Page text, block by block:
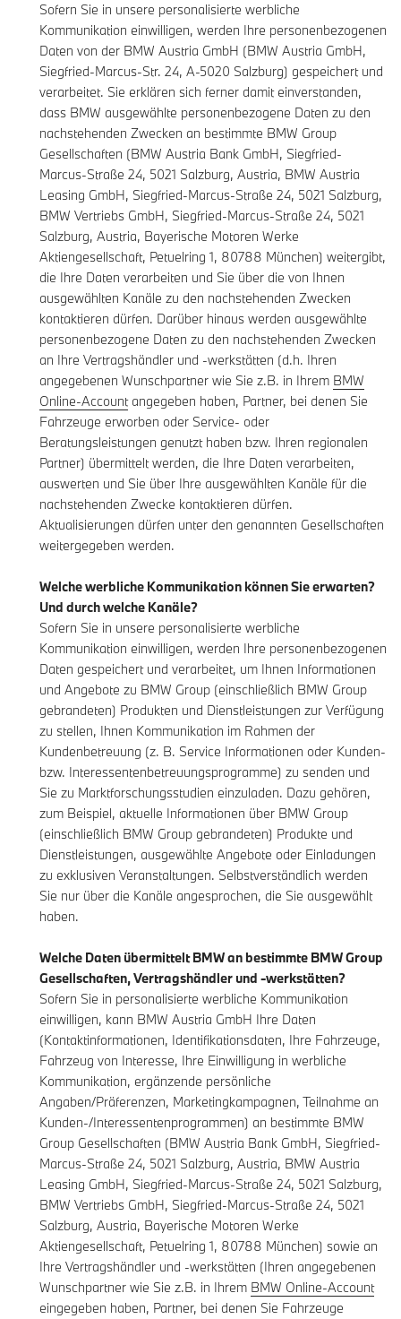
Sofern Sie in unsere personalisierte werbliche
Kommunikation einwilligen, werden Ihre personenbezogenen
Daten von der BMW Austria GmbH (BMW Austria GmbH,
Siegfried-Marcus-Str. 24, A-5020 Salzburg) gespeichert und
verarbeitet. Sie erklären sich ferner damit einverstanden,
dass BMW ausgewählte personenbezogene Daten zu den
nachstehenden Zwecken an bestimmte BMW Group
Gesellschaften (BMW Austria Bank GmbH, Siegfried-
Marcus-Straße 24, 5021 Salzburg, Austria, BMW Austria
Leasing GmbH, Siegfried-Marcus-Straße 24, 5021 Salzburg,
BMW Vertriebs GmbH, Siegfried-Marcus-Straße 24, 5021
Salzburg, Austria, Bayerische Motoren Werke
Aktiengesellschaft, Petuelring 1, 80788 München) weitergibt,
die Ihre Daten verarbeiten und Sie über die von Ihnen
ausgewählten Kanäle zu den nachstehenden Zwecken
kontaktieren dürfen. Darüber hinaus werden ausgewählte
personenbezogene Daten zu den nachstehenden Zwecken
an Ihre Vertragshändler und -werkstätten (d.h. Ihren
angegebenen Wunschpartner wie Sie z.B. in Ihrem BMW
Online-Accountangegeben haben, Partner, bei denen Sie
Fahrzeuge erworben oder Service- oder
Beratungsleistungen genutzt haben bzw. Ihren regionalen
Partner) übermittelt werden, die Ihre Daten verarbeiten,
auswerten und Sie über Ihre ausgewählten Kanäle für die
nachstehenden Zwecke kontaktieren dürfen.
Aktualisierungen dürfen unter den genannten Gesellschaften
weitergegeben werden.
Welche werbliche Kommunikation können Sie erwarten?
Und durch welche Kanäle?
Sofern Sie in unsere personalisierte werbliche
Kommunikation einwilligen, werden Ihre personenbezogenen
Daten gespeichert und verarbeitet, um Ihnen Informationen
und Angebote zu BMW Group (einschließlich BMW Group
gebrandeten) Produkten und Dienstleistungen zur Verfügung
zu stellen, Ihnen Kommunikation im Rahmen der
Kundenbetreuung (z. B. Service Informationen oder Kunden-
bzw. Interessentenbetreuungsprogramme) zu senden und
Sie zu Marktforschungsstudien einzuladen. Dazu gehören,
zum Beispiel, aktuelle Informationen über BMW Group
(einschließlich BMW Group gebrandeten) Produkte und
Dienstleistungen, ausgewählte Angebote oder Einladungen
zu exklusiven Veranstaltungen. Selbstverständlich werden
Sie nur über die Kanäle angesprochen, die Sie ausgewählt
haben.
Welche Daten übermittelt BMW an bestimmte BMW Group
Gesellschaften, Vertragshändler und -werkstätten?
Sofern Sie in personalisierte werbliche Kommunikation
einwilligen, kann BMW Austria GmbH Ihre Daten
(Kontaktinformationen, Identifikationsdaten, Ihre Fahrzeuge,
Fahrzeug von Interesse, Ihre Einwilligung in werbliche
Kommunikation, ergänzende persönliche
Angaben/Präferenzen, Marketingkampagnen, Teilnahme an
Kunden-/Interessentenprogrammen) an bestimmte BMW
Group Gesellschaften (BMW Austria Bank GmbH, Siegfried-
Marcus-Straße 24, 5021 Salzburg, Austria, BMW Austria
Leasing GmbH, Siegfried-Marcus-Straße 24, 5021 Salzburg,
BMW Vertriebs GmbH, Siegfried-Marcus-Straße 24, 5021
Salzburg, Austria, Bayerische Motoren Werke
Aktiengesellschaft, Petuelring 1, 80788 München) sowie an
Ihre Vertragshändler und -werkstätten (Ihren angegebenen
Wunschpartner wie Sie z.B. in Ihrem BMW Online-Account
eingegeben haben, Partner, bei denen Sie Fahrzeuge